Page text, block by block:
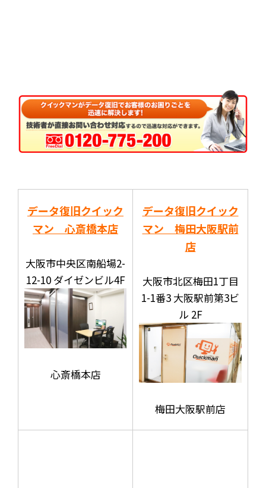
データ復旧クイック
マン 心斎橋本店
大阪市中央区南船場2-
12-10 ダイゼンビル4F
心斎橋本店
データ復旧クイック
マン 梅田大阪駅前
店
大阪市北区梅田1丁目
1-1番3 大阪駅前第3ビ
ル 2F
梅田大阪駅前店